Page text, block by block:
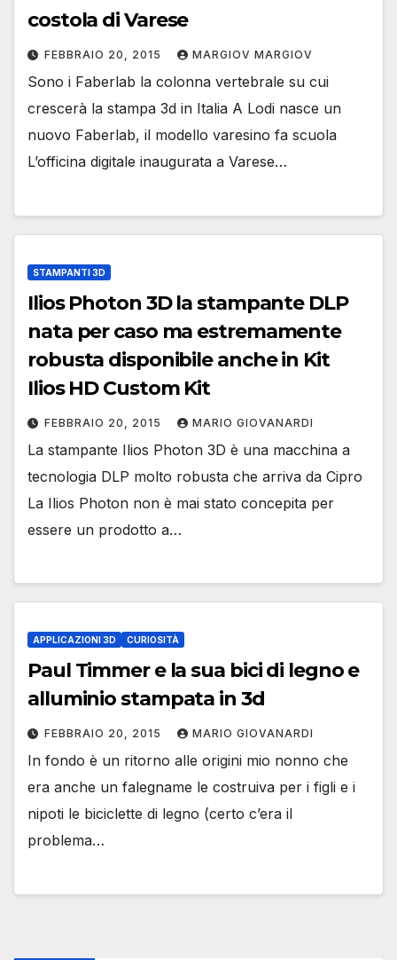
costola di Varese
FEBBRAIO 20, 2015 MARGIOV MARGIOV
Sono i Faberlab la colonna vertebrale su cui
crescerà la stampa 3d in Italia A Lodi nasce un
nuovo Faberlab, il modello varesino fa scuola
L’officina digitale inaugurata a Varese…
STAMPANTI 3D
Ilios Photon 3D la stampante DLP
nata per caso ma estremamente
robusta disponibile anche in Kit
Ilios HD Custom Kit
FEBBRAIO 20, 2015 MARIO GIOVANARDI
La stampante Ilios Photon 3D è una macchina a
tecnologia DLP molto robusta che arriva da Cipro
La Ilios Photon non è mai stato concepita per
essere un prodotto a…
APPLICAZIONI 3D CURIOSITÀ
Paul Timmer e la sua bici di legno e
alluminio stampata in 3d
FEBBRAIO 20, 2015 MARIO GIOVANARDI
In fondo è un ritorno alle origini mio nonno che
era anche un falegname le costruiva per i figli e i
nipoti le biciclette di legno (certo c’era il
problema…